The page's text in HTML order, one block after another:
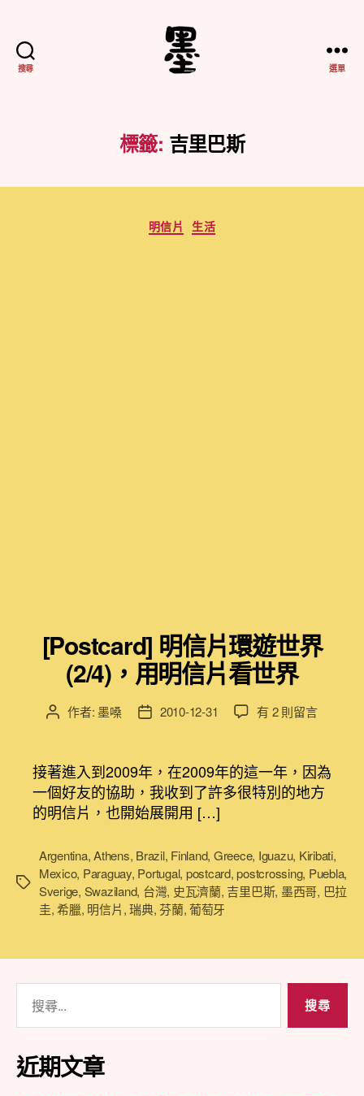
搜尋
業
紀
選單
標籤: 吉里巴斯
分
類
明信片 生活
[Postcard] 明信片環遊世界
(2/4)，用明信片看世界
文
者
作者: 墨嗓
文
佈
日
期
2010-12-31
在
信
片
環
界
(2/4)，
用
看
有 2 則留言
接著進入到2009年，在2009年的這一年，因為
一個好友的協助，我收到了許多很特別的地方
的明信片，也開始展開用 […]
標
Argentina,Athens, Brazil, Finland, Greece, Iguazu, Kiribati,
Mexico, Paraguay, Portugal, postcard,postcrossing, Puebla,
Sverige, Swaziland, 台灣, 史瓦濟蘭, 吉里巴斯, 墨西哥, 巴拉
圭,希臘, 明信片,瑞典,芬蘭,葡萄牙
關
鍵
字:
近期文章